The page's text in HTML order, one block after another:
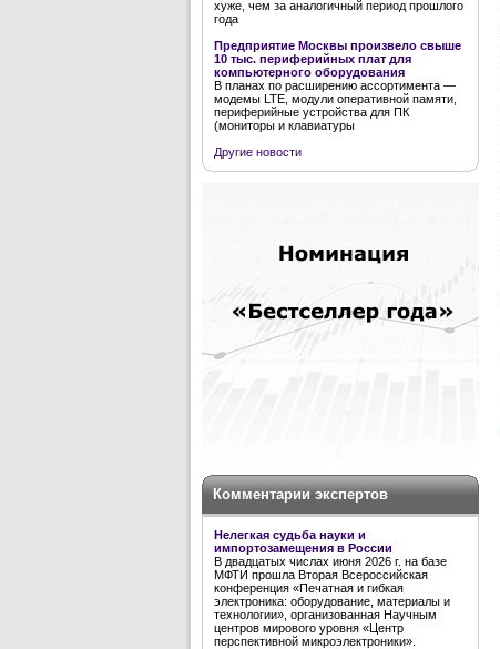
хуже, чем за аналогичный период прошлого
года
Предприятие Москвы произвело свыше
10 тыс. периферийных плат для
компьютерного оборудования
В планах по расширению ассортимента —
модемы LTE, модули оперативной памяти,
периферийные устройства для ПК
(мониторы и клавиатуры
Другие новости
Комментарии экспертов
Нелегкая судьба науки и
импортозамещения в России
В двадцатых числах июня 2026 г. на базе
МФТИ прошла Вторая Всероссийская
конференция «Печатная и гибкая
электроника: оборудование, материалы и
технологии», организованная Научным
центров мирового уровня «Центр
перспективной микроэлектроники».